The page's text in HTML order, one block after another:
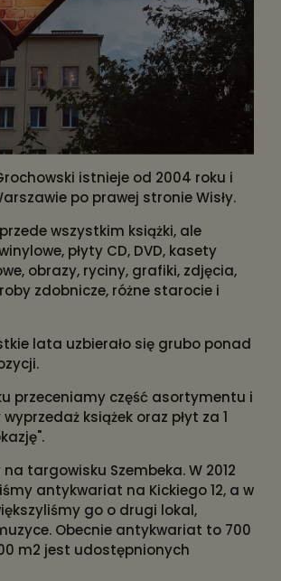
istnieje od 2004 roku i
po prawej stronie Wisły.
wszystkim książki, ale
płyty CD, DVD, kasety
obrazy, ryciny, grafiki, zdjęcia,
zdobnicze, różne starocie i
lata uzbierało się grubo ponad
przeceniamy część asortymentu i
książek oraz płyt za 1
targowisku Szembeka. W 2012
antykwariat na Kickiego 12, a w
go o drugi lokal,
Obecnie antykwariat to 700
m2 jest udostępnionych